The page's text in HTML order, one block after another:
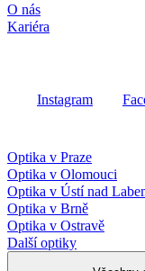
O nás
Kariéra
Instagram
Optika v Praze
Optika v Olomouci
Optika v Ústí nad
Optika v Brně
Optika v Ostravě
Další optiky